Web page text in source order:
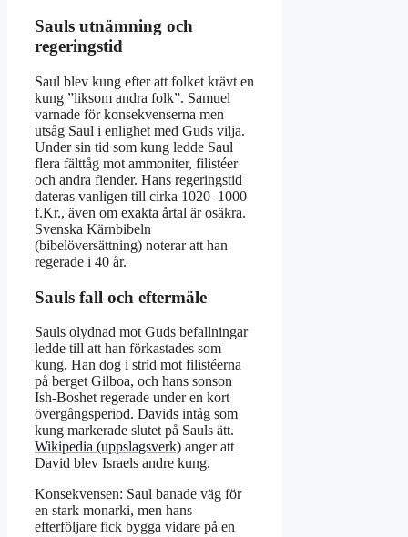
Sauls utnämning och
regeringstid
Saul blev kung efter att folket krävt en
kung ”liksom andra folk”. Samuel
varnade för konsekvenserna men
utsåg Saul i enlighet med Guds vilja.
Under sin tid som kung ledde Saul
flera fälttåg mot ammoniter, filistéer
och andra fiender. Hans regeringstid
dateras vanligen till cirka 1020–1000
f.Kr., även om exakta årtal är osäkra.
Svenska Kärnbibeln
(bibelöversättning) noterar att han
regerade i 40 år.
Sauls fall och eftermäle
Sauls olydnad mot Guds befallningar
ledde till att han förkastades som
kung. Han dog i strid mot filistéerna
på berget Gilboa, och hans sonson
Ish‑Boshet regerade under en kort
övergångsperiod. Davids intåg som
kung markerade slutet på Sauls ätt.
Wikipedia (uppslagsverk) anger att
David blev Israels andre kung.
Konsekvensen: Saul banade väg för
en stark monarki, men hans
efterföljare fick bygga vidare på en